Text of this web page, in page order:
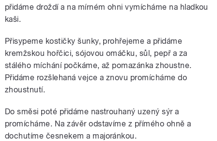
přidáme droždí a na mírném ohni vymícháme na hladkou
kaši.
Přisypeme kostičky šunky, prohřejeme a přidáme
kremžskou hořčici, sójovou omáčku, sůl, pepř a za
stálého míchání počkáme, až pomazánka zhoustne.
Přidáme rozšlehaná vejce a znovu promícháme do
zhoustnutí.
Do směsi poté přidáme nastrouhaný uzený sýr a
promícháme. Na závěr odstavíme z přímého ohně a
dochutíme česnekem a majoránkou.